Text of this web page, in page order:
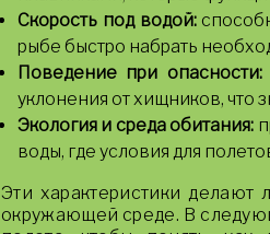
Скорость под водой:
рыбе быстро набрать
Поведение при опасности:
уклонения от хищников,
Экология и среда обитания:
воды, где условия для
Эти характеристики
окружающей среде. В